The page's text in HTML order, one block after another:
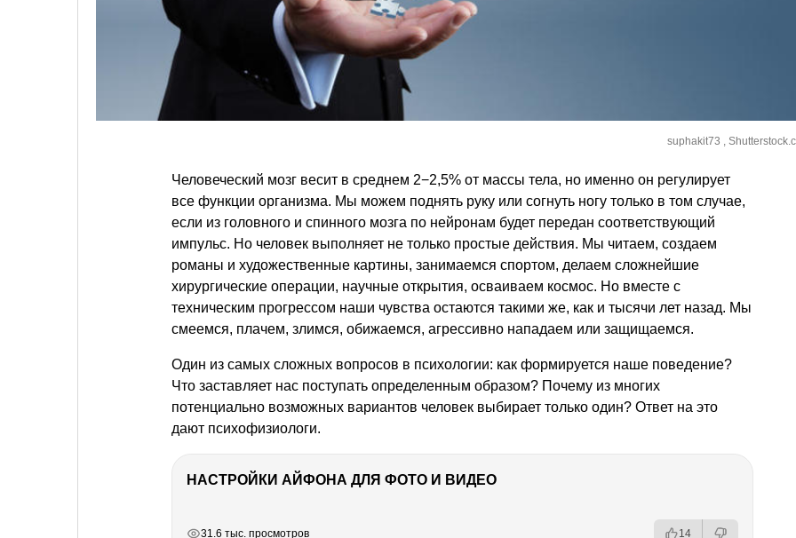
suphakit73 ,
Человеческий мозг весит в среднем 2−2,5% от массы тела, но именно он регулирует
все функции организма. Мы можем поднять руку или согнуть ногу только в том случае,
если из головного и спинного мозга по нейронам будет передан соответствующий
импульс. Но человек выполняет не только простые действия. Мы читаем, создаем
романы и художественные картины, занимаемся спортом, делаем сложнейшие
хирургические операции, научные открытия, осваиваем космос. Но вместе с
техническим прогрессом наши чувства остаются такими же, как и тысячи лет назад. Мы
смеемся, плачем, злимся, обижаемся, агрессивно нападаем или защищаемся.
Один из самых сложных вопросов в психологии: как формируется наше поведение?
Что заставляет нас поступать определенным образом? Почему из многих
потенциально возможных вариантов человек выбирает только один? Ответ на это
дают психофизиологи.
НАСТРОЙКИ АЙФОНА ДЛЯ ФОТО И ВИДЕО
31.6 тыс. просмотров 14